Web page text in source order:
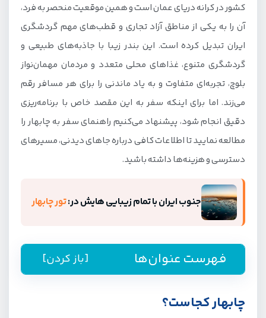
کشور در کرانه دریای عمان است و همین موقعیت منحصر به فرد،
آن را به یکی از مناطق آزاد تجاری و قطب‌های مهم گردشگری
ایران تبدیل کرده است. این بندر زیبا با جاذبه‌های طبیعی و
گردشگری متنوع، غذاهای محلی متعدد و مردمان مهمان‌نواز
بلوچ، تجربه‌ای متفاوت و به یاد ماندنی را برای هر مسافر رقم
می‌زند. اما برای اینکه سفر به این مقصد خاص با برنامه‌ریزی
دقیق انجام شود، پیشنهاد می‌کنیم راهنمای سفر به چابهار را
مطالعه نمایید تا اطلاعات کافی درباره جاهای دیدنی، مسیرهای
دسترسی و هزینه‌ها داشته باشید.
جنوب ایران با تمام زیبایی هایش در:تور چابهار
فهرست عنوان‌ها [باز کردن]
بهترین زمان سفر به چابهار
چابهار کجاست؟